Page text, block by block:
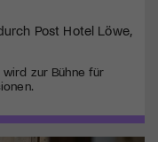
Post Hotel Löwe,
zur Bühne für